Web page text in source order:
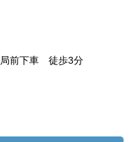
前下車 徒歩3分